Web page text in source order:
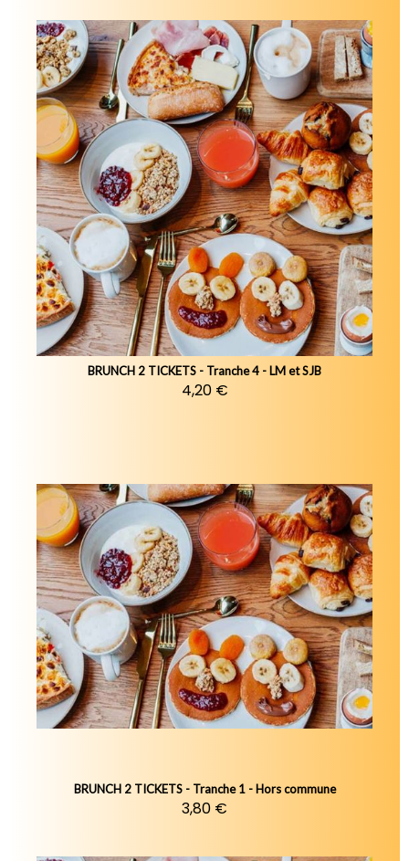
BRUNCH 2 TICKETS - Tranche 4 - LM et SJB
4,20 €
BRUNCH 2 TICKETS - Tranche 1 - Hors commune
3,80 €